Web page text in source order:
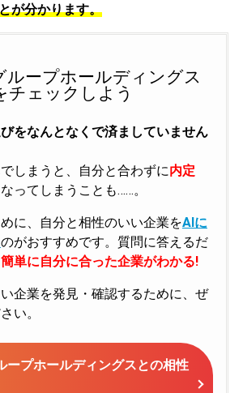
が分かります。
ループホールディングス
チェックしよう
をなんとなくで済ましていません
しまうと、自分と合わずに内定
ってしまうことも……。
に、自分と相性のいい企業をAIに
のがおすすめです。質問に答えるだ
単に自分に合った企業がわかる!
企業を発見・確認するために、ぜ
い。
ープホールディングスとの相性